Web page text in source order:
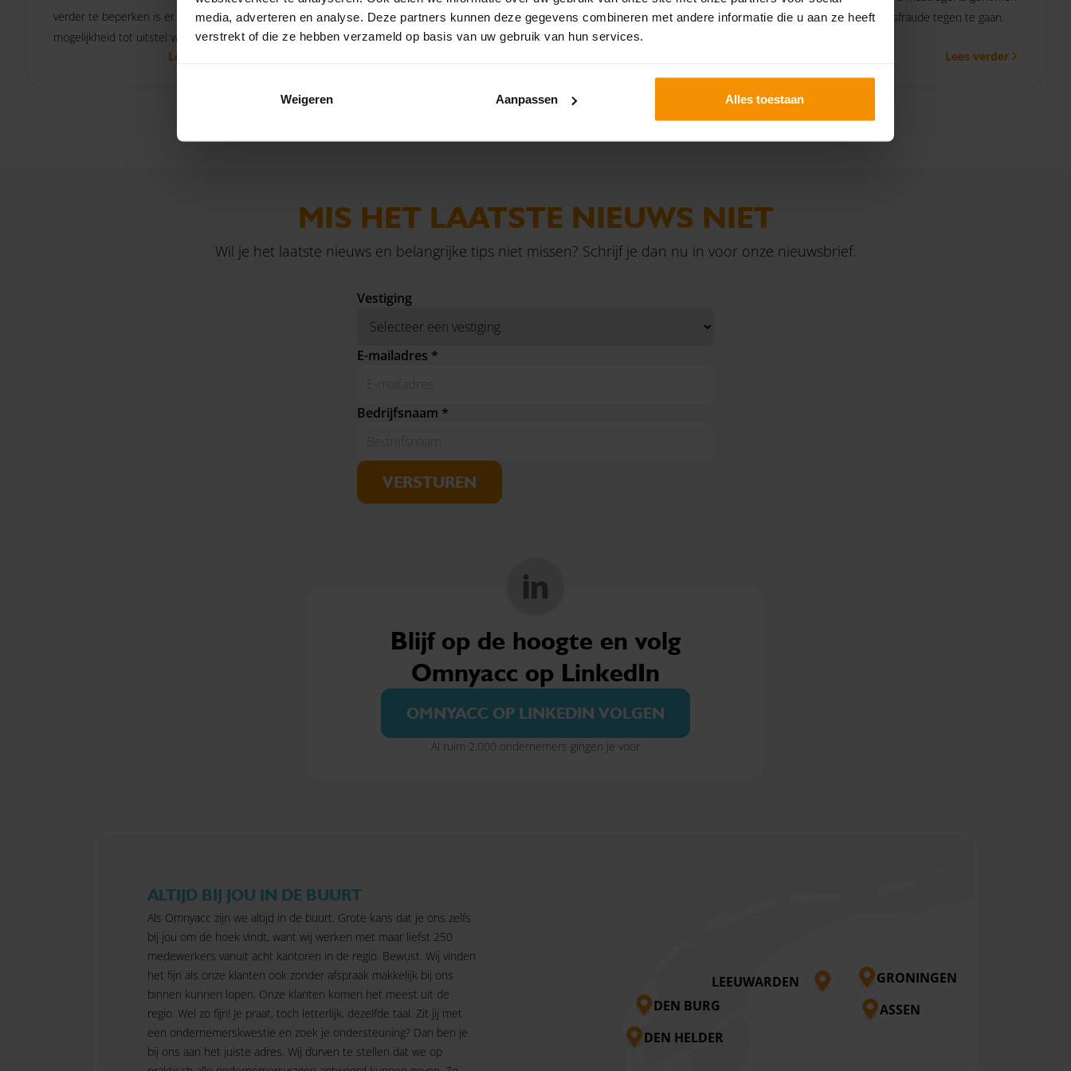
media, adverteren en analyse. Deze partners kunnen deze gegevens combineren met andere informatie die u aan ze heeft
verstrekt of die ze hebben verzameld op basis van uw gebruik van hun services.
Weigeren Aanpassen Alles toestaan
verder te beperken is er de
mogelijkheid tot uitstel van
Lees verder
pensioenuitvoerders en
waterschappen zich in.
herziening van de WW-premie voor
werknemers die meer dan 30%
om uitkeringsfraude tegen te gaan.
Lees verder
MIS HET LAATSTE NIEUWS NIET
Wil je het laatste nieuws en belangrijke tips niet missen? Schrijf je dan nu in voor onze nieuwsbrief.
Vestiging
E-mailadres *
Bedrijfsnaam *
VERSTUREN
Blijf op de hoogte en volg
Omnyacc op LinkedIn
OMNYACC OP LINKEDIN VOLGEN
Al ruim 2.000 ondernemers gingen je voor
ALTIJD BIJ JOU IN DE BUURT
Als Omnyacc zijn we altijd in de buurt. Grote kans dat je ons zelfs
bij jou om de hoek vindt, want wij werken met maar liefst 250
medewerkers vanuit acht kantoren in de regio. Bewust. Wij vinden
het fijn als onze klanten ook zonder afspraak makkelijk bij ons
binnen kunnen lopen. Onze klanten komen het meest uit de
regio. Wel zo fijn! Je praat, toch letterlijk, dezelfde taal. Zit jij met
een ondernemerskwestie en zoek je ondersteuning? Dan ben je
bij ons aan het juiste adres. Wij durven te stellen dat we op
LEEUWARDEN
DEN BURG
DEN HELDER
ASSEN
GRONINGEN